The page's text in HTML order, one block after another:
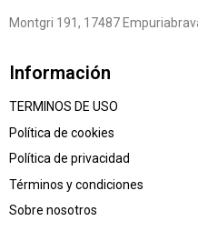
Montgri 191, 17487
Información
TERMINOS DE USO
Política de cookies
Política de privacidad
Términos y condiciones
Sobre nosotros